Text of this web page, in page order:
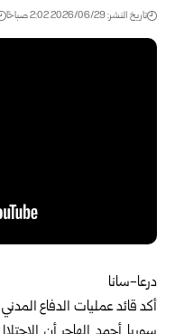
تاريخ النشر: 2026/06/29 2:02 صباحًا
درعا-سانا
أكد قائد عمليات الدفاع المدني